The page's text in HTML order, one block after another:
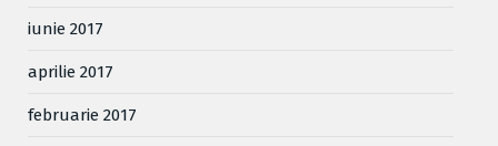
iunie 2017
aprilie 2017
februarie 2017